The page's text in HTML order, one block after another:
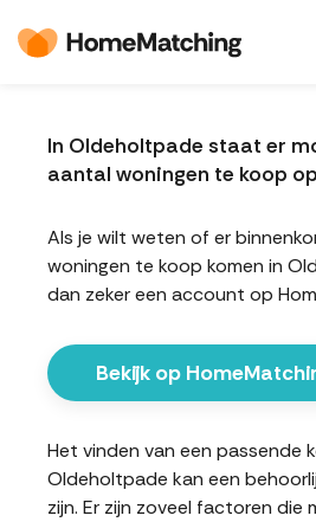
In Oldeholtpade staat er
aantal woningen te koop
Als je wilt weten of er
woningen te koop komen in
dan zeker een account op
Bekijk op
Het vinden van een passende
Oldeholtpade kan een
zijn. Er zijn zoveel factoren die